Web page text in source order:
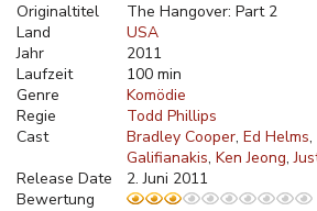
Originaltitel
The Hangover: Part 2
Land
USA
Jahr
2011
Laufzeit
100 min
Genre
Komödie
Regie
Todd Phillips
Cast
Bradley Cooper Ed Helms
Galifianakis Ken Jeong
Release Date
2. Juni 2011
Bewertung